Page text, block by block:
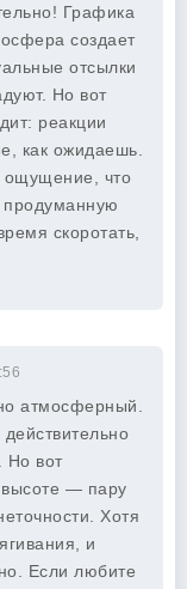
Графика
создает
отсылки
Но вот
реакции
как ожидаешь.
ощущение, что
продуманную
скоротать,
атмосферный.
Но вот
— пару
Хотя
и
Если любите